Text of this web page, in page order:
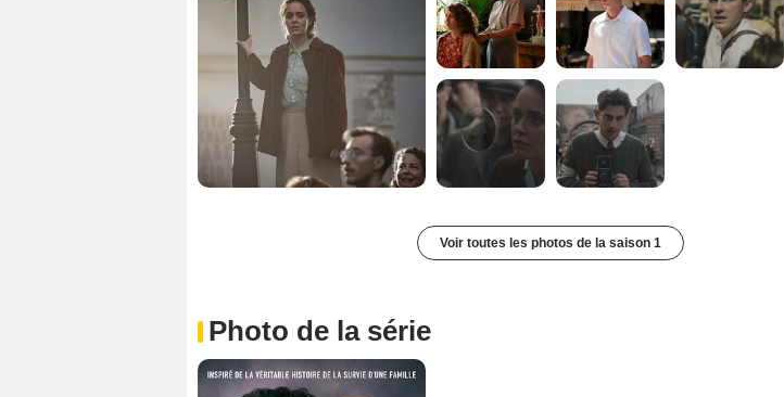
Voir toutes les photos de la saison 1
Photo de la série